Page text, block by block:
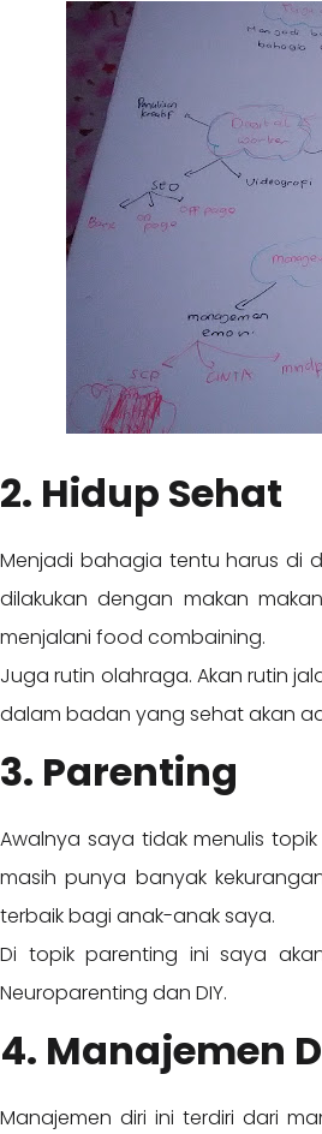
2. Hidup Sehat
Menjadi bahagia tentu harus di
dilakukan dengan makan
menjalani food combaining.
Juga rutin olahraga. Akan rutin
dalam badan yang sehat akan
3. Parenting
Awalnya saya tidak menulis
masih punya banyak
terbaik bagi anak-anak saya.
Di topik parenting ini saya
Neuroparenting dan DIY.
4. Manajemen
Manajemen diri ini terdiri dari